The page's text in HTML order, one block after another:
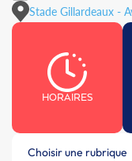
Stade Gillardeaux -
HORAIRES
Choisir une rubrique